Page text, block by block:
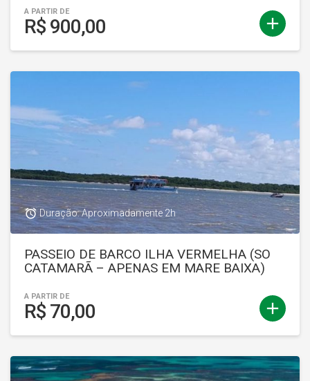
add
A PARTIR DE
R$ 900,00
add
access_alarm Duração: Aproximadamente 2h
PASSEIO DE BARCO ILHA VERMELHA (SO
CATAMARÃ – APENAS EM MARE BAIXA)
A PARTIR DE
R$ 70,00